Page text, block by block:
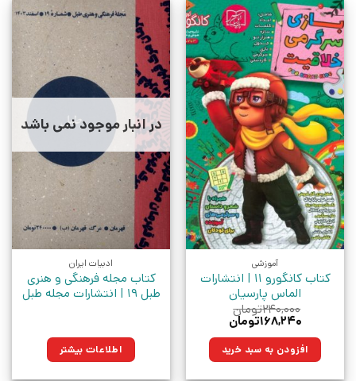
آموزشی
کتاب کانگورو 11 | انتشارات
الماس پارسیان
۲۴۰,۰۰۰تومان
قیمت
۲۴۰,۰۰۰تومان
بود.
۱۶۸,۲۴۰تومان
۱۶۸,۲۴۰تومان.افزودن به سبد خرید
در انبار موجود نمی باشد
ادبیات ایران
کتاب مجله فرهنگی و هنری
طبل 19 | انتشارات مجله طبل
اطلاعات بیشتر